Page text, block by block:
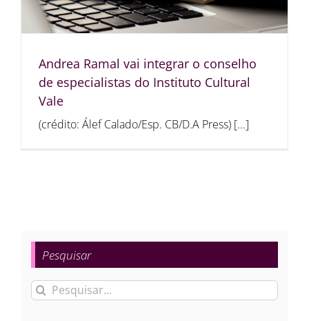
Andrea Ramal vai integrar o conselho
de especialistas do Instituto Cultural
Vale
(crédito: Álef Calado/Esp. CB/D.A Press) [...]
Pesquisar
Buscar